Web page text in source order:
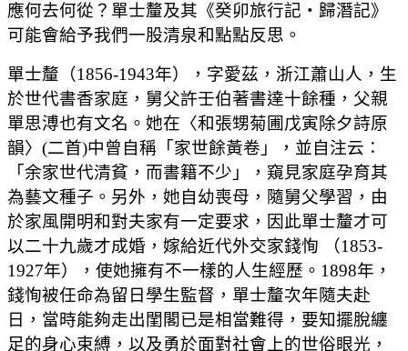
應何去何從？單士釐及其《癸卯旅行記‧歸潛記》
可能會給予我們一股清泉和點點反思。
單士釐（1856-1943年），字愛茲，浙江蕭山人，生
於世代書香家庭，舅父許壬伯著書達十餘種，父親
單思溥也有文名。她在〈和張甥菊圃戊寅除夕詩原
韻〉(二首)中曾自稱「家世餘黃卷」，並自注云：
「余家世代清貧，而書籍不少」，窺見家庭孕育其
為藝文種子。另外，她自幼喪母，隨舅父學習，由
於家風開明和對夫家有一定要求，因此單士釐才可
以二十九歲才成婚，嫁給近代外交家錢恂 （1853-
1927年），使她擁有不一樣的人生經歷。1898年，
錢恂被任命為留日學生監督，單士釐次年隨夫赴
日，當時能夠走出閨閣已是相當難得，要知擺脫纏
足的身心束縛，以及勇於面對社會上的世俗眼光，